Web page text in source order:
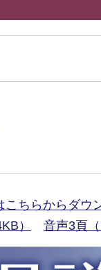
ちらからダウ
） 音声3頁